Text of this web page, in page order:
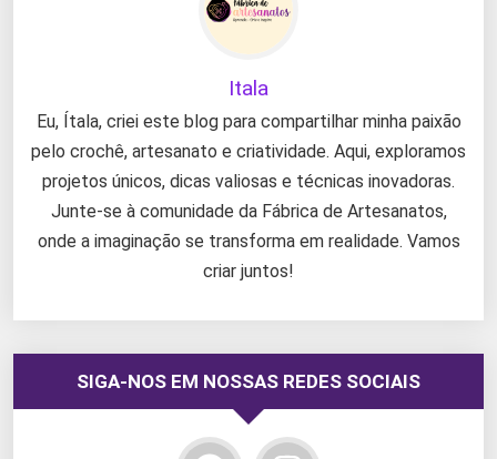
Itala
Eu, Ítala, criei este blog para compartilhar minha paixão
pelo crochê, artesanato e criatividade. Aqui, exploramos
projetos únicos, dicas valiosas e técnicas inovadoras.
Junte-se à comunidade da Fábrica de Artesanatos,
onde a imaginação se transforma em realidade. Vamos
criar juntos!
SIGA-NOS EM NOSSAS REDES SOCIAIS